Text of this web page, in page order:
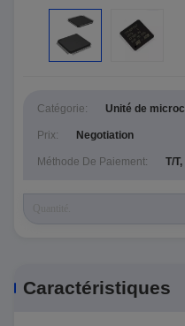
Catégorie: Unité de
Prix: Negotiation
Méthode De Paiement: T/
Caractéristiques